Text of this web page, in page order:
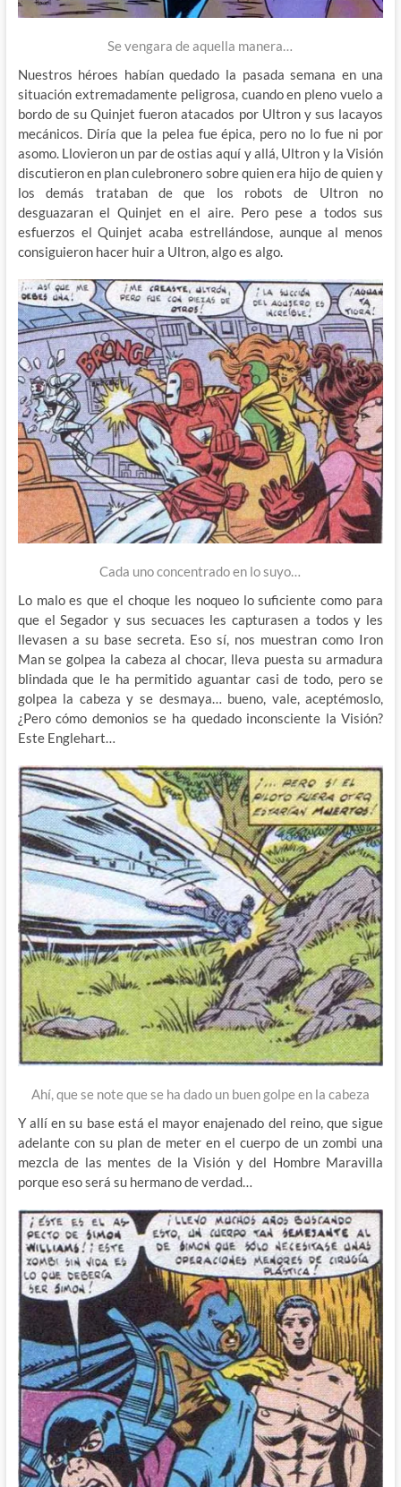
Se vengara de aquella manera…
Nuestros héroes habían quedado la pasada semana en una
situación extremadamente peligrosa, cuando en pleno vuelo a
bordo de su Quinjet fueron atacados por Ultron y sus lacayos
mecánicos. Diría que la pelea fue épica, pero no lo fue ni por
asomo. Llovieron un par de ostias aquí y allá, Ultron y la Visión
discutieron en plan culebronero sobre quien era hijo de quien y
los demás trataban de que los robots de Ultron no
desguazaran el Quinjet en el aire. Pero pese a todos sus
esfuerzos el Quinjet acaba estrellándose, aunque al menos
consiguieron hacer huir a Ultron, algo es algo.
Cada uno concentrado en lo suyo…
Lo malo es que el choque les noqueo lo suficiente como para
que el Segador y sus secuaces les capturasen a todos y les
llevasen a su base secreta. Eso sí, nos muestran como Iron
Man se golpea la cabeza al chocar, lleva puesta su armadura
blindada que le ha permitido aguantar casi de todo, pero se
golpea la cabeza y se desmaya… bueno, vale, aceptémoslo,
¿Pero cómo demonios se ha quedado inconsciente la Visión?
Este Englehart…
Ahí, que se note que se ha dado un buen golpe en la cabeza
Y allí en su base está el mayor enajenado del reino, que sigue
adelante con su plan de meter en el cuerpo de un zombi una
mezcla de las mentes de la Visión y del Hombre Maravilla
porque eso será su hermano de verdad…